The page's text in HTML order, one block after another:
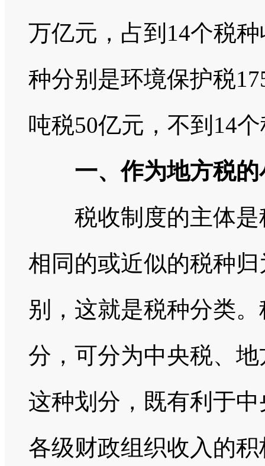
万亿元，占到14个税
种分别是环境保护税
吨税50亿元，不到14
一、作为地方税的
税收制度的主体是
相同的或近似的税种
别，这就是税种分类
分，可分为中央税、
这种划分，既有利于
各级财政组织收入的